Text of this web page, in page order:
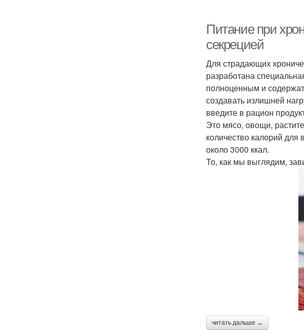
Питание при
секрецией
Для страдающих
разработана
полноценным и
создавать излишней
введите в рацион
Это мясо, овощи,
количество калорий
около 3000 ккал.
То, как мы выглядим,
читать дальше →